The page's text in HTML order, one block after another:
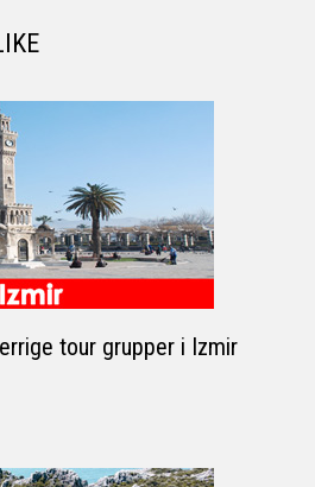
tour grupper i Izmir